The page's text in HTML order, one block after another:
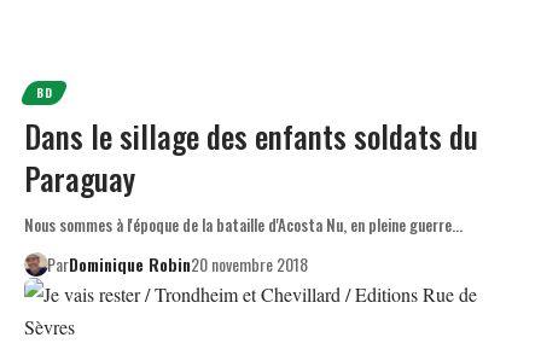
BD
Dans le sillage des enfants soldats du
Paraguay
Nous sommes à l'époque de la bataille d'Acosta Nu, en pleine guerre…
ParDominique Robin20 novembre 2018